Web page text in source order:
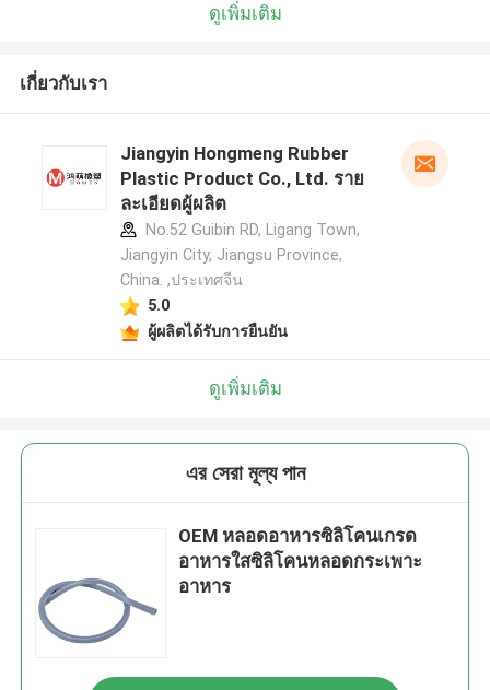
ดูเพิ่มเติม
เกี่ยวกับเรา
Jiangyin Hongmeng Rubber
Plastic Product Co., Ltd. ราย
ละเอียดผู้ผลิต
No.52 Guibin RD, Ligang Town,
Jiangyin City, Jiangsu Province,
China. ,ประเทศจีน
5.0
ผู้ผลิตได้รับการยืนยัน
ดูเพิ่มเติม
এর সেরা মূল্য পান
OEM หลอดอาหารซิลิโคนเกรด
อาหารใสซิลิโคนหลอดกระเพาะ
อาหาร